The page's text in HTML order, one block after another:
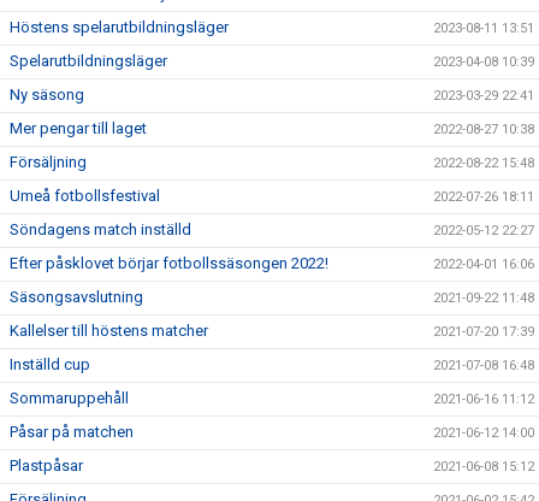
Höstens spelarutbildningsläger 2023-08-11 13:51
Spelarutbildningsläger 2023-04-08 10:39
Ny säsong 2023-03-29 22:41
Mer pengar till laget 2022-08-27 10:38
Försäljning 2022-08-22 15:48
Umeå fotbollsfestival 2022-07-26 18:11
Söndagens match inställd 2022-05-12 22:27
Efter påsklovet börjar fotbollssäsongen 2022! 2022-04-01 16:06
Säsongsavslutning 2021-09-22 11:48
Kallelser till höstens matcher 2021-07-20 17:39
Inställd cup 2021-07-08 16:48
Sommaruppehåll 2021-06-16 11:12
Påsar på matchen 2021-06-12 14:00
Plastpåsar 2021-06-08 15:12